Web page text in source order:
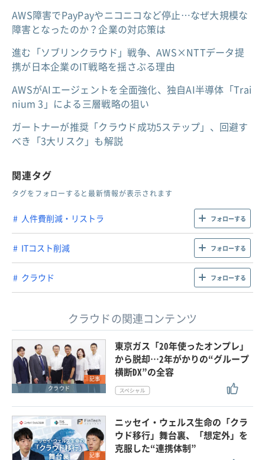
AWS障害でPayPayやニコニコなど停止…なぜ大規模な
障害となったのか？企業の対応策は
進む「ソブリンクラウド」戦争、AWS×NTTデータ提
携が日本企業のIT戦略を揺さぶる理由
AWSがAIエージェントを全面強化、独自AI半導体「Trai
nium 3」による三層戦略の狙い
ガートナーが推奨「クラウド成功5ステップ」、回避す
べき「3大リスク」も解説
関連タグ
タグをフォローすると最新情報が表示されます
人件費削減・リストラ フォローする
ITコスト削減 フォローする
クラウド フォローする
クラウドの関連コンテンツ
記事
クラウド
東京ガス「20年使ったオンプレ」
から脱却…2年がかりの“グループ
横断DX”の全容
記事
ニッセイ・ウェルス生命の「クラ
ウド移行」舞台裏、「想定外」を
克服した“連携体制”